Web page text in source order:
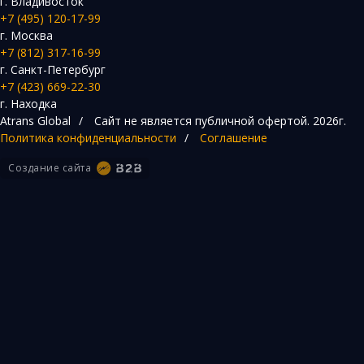
+7 (495) 120-17-99
г. Москва
+7 (812) 317-16-99
г. Санкт-Петербург
+7 (423) 669-22-30
г. Находка
Atrans Global / Сайт не является публичной офертой. 2026г.
Политика конфиденциальности / Соглашение
Создание сайта